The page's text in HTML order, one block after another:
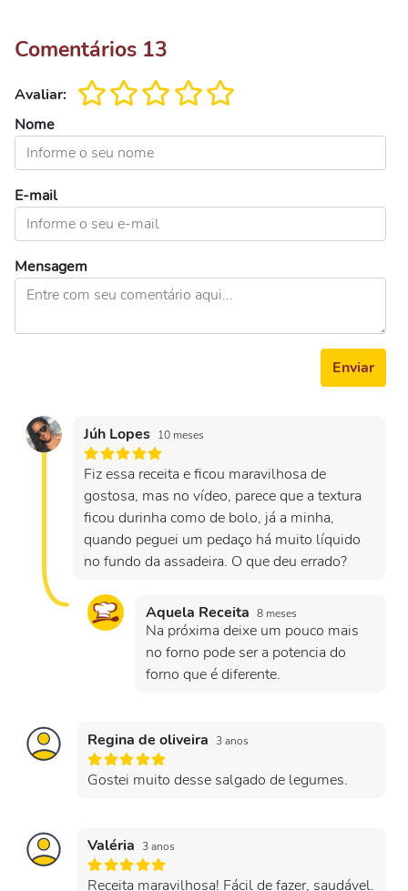
Comentários 13
Avaliar:
Nome
E-mail
Mensagem
Enviar
Júh Lopes 10 meses
Fiz essa receita e ficou maravilhosa de
gostosa, mas no vídeo, parece que a textura
ficou durinha como de bolo, já a minha,
quando peguei um pedaço há muito líquido
no fundo da assadeira. O que deu errado?
Aquela Receita 8 meses
Na próxima deixe um pouco mais
no forno pode ser a potencia do
forno que é diferente.
Regina de oliveira 3 anos
Gostei muito desse salgado de legumes.
Valéria 3 anos
Receita maravilhosa! Fácil de fazer, saudável.